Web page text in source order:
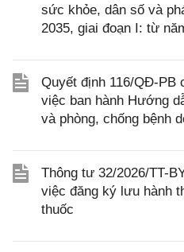
sức khỏe, dân số và
2035, giai đoạn I: từ
Quyết định 116/QĐ-PB
việc ban hành Hướng
và phòng, chống bệnh
Thông tư 32/2026/TT-
việc đăng ký lưu hành
thuốc